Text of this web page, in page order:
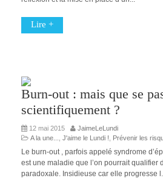
Lire +
Burn-out : mais que se
scientifiquement ?
12 mai 2015
JaimeLeLundi
A la une...
J'aime le Lundi ! Prévenir les
Le burn-out , parfois appelé syndrome
est une maladie que l’on pourrait qualifier
paradoxale. Insidieuse car elle progresse